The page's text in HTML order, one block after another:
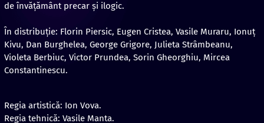
de învățământ precar și ilogic.
În distribuție: Florin Piersic, Eugen Cristea, Vasile Muraru, Ionuţ
Kivu, Dan Burghelea, George Grigore, Julieta Strâmbeanu,
Violeta Berbiuc, Victor Prundea, Sorin Gheorghiu, Mircea
Constantinescu.
Regia artistică: Ion Vova.
Regia tehnică: Vasile Manta.